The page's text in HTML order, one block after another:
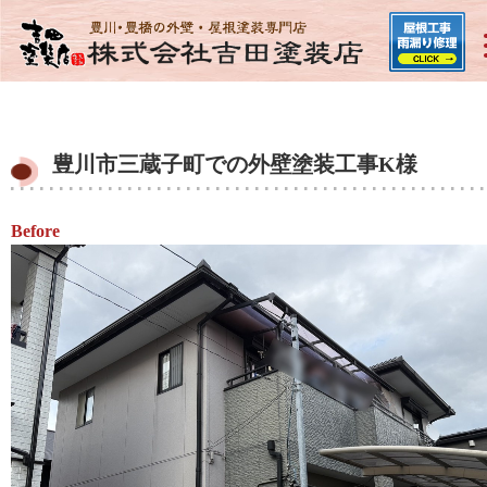
豊川市三蔵子町での外壁塗装工事K様
Before